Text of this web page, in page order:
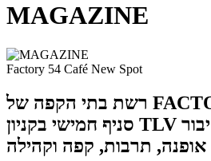
MAGAZINE
Factory 54 Café New Spot
רשת בתי הקפה של FACTORY 54 פותחת
סניף חמישי בקניון TLV ומרחיבה את החיבור
אופנה, תרבות, קפה וקהילה